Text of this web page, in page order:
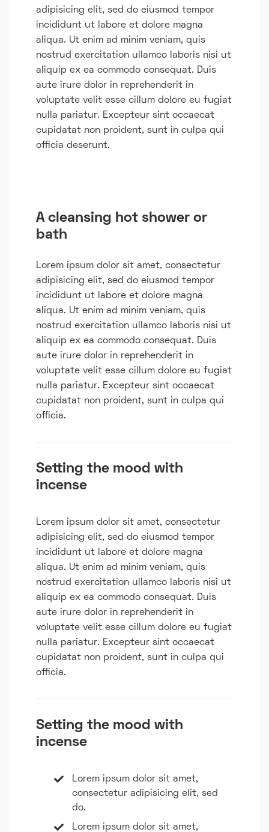
adipisicing elit, sed do eiusmod tempor
incididunt ut labore et dolore magna
aliqua. Ut enim ad minim veniam, quis
nostrud exercitation ullamco laboris nisi ut
aliquip ex ea commodo consequat. Duis
aute irure dolor in reprehenderit in
voluptate velit esse cillum dolore eu fugiat
nulla pariatur. Excepteur sint occaecat
cupidatat non proident, sunt in culpa qui
officia deserunt.
A cleansing hot shower or
bath
Lorem ipsum dolor sit amet, consectetur
adipisicing elit, sed do eiusmod tempor
incididunt ut labore et dolore magna
aliqua. Ut enim ad minim veniam, quis
nostrud exercitation ullamco laboris nisi ut
aliquip ex ea commodo consequat. Duis
aute irure dolor in reprehenderit in
voluptate velit esse cillum dolore eu fugiat
nulla pariatur. Excepteur sint occaecat
cupidatat non proident, sunt in culpa qui
officia.
Setting the mood with
incense
Lorem ipsum dolor sit amet, consectetur
adipisicing elit, sed do eiusmod tempor
incididunt ut labore et dolore magna
aliqua. Ut enim ad minim veniam, quis
nostrud exercitation ullamco laboris nisi ut
aliquip ex ea commodo consequat. Duis
aute irure dolor in reprehenderit in
voluptate velit esse cillum dolore eu fugiat
nulla pariatur. Excepteur sint occaecat
cupidatat non proident, sunt in culpa qui
officia.
Setting the mood with
incense
Lorem ipsum dolor sit amet,
consectetur adipisicing elit, sed
do.
Lorem ipsum dolor sit amet,